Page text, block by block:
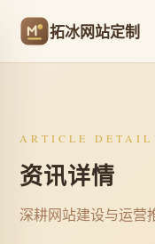
拓冰网站定制
ARTICLE DETAIL
资讯详情
深耕网站建设与运营